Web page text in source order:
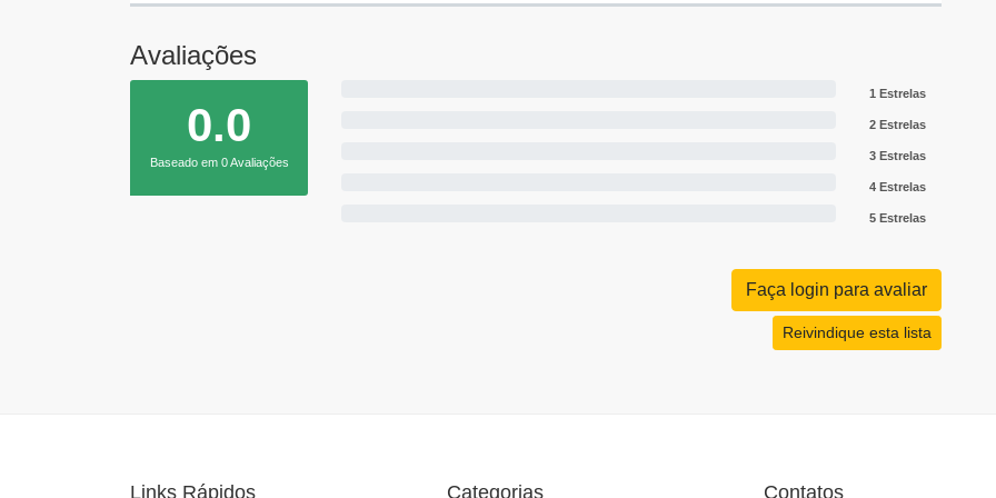
Avaliações
0.0
Baseado em 0 Avaliações
1 Estrelas
2 Estrelas
3 Estrelas
4 Estrelas
5 Estrelas
Faça login para avaliar
Reivindique esta lista
Links Rápidos Categorias Contatos